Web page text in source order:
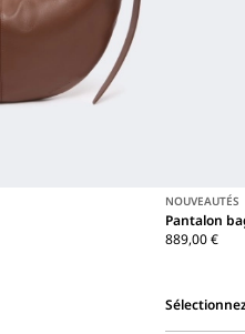
NOUVEAUTÉS
Pantalon
889,00 €